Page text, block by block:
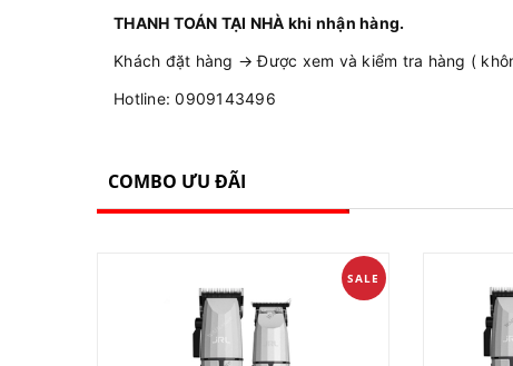
THANH TOÁN TẠI NHÀ khi nhận hàng.
Khách đặt hàng → Được xem và kiểm tra hàng (
Hotline: 0909143496
COMBO ƯU ĐÃI
SALE